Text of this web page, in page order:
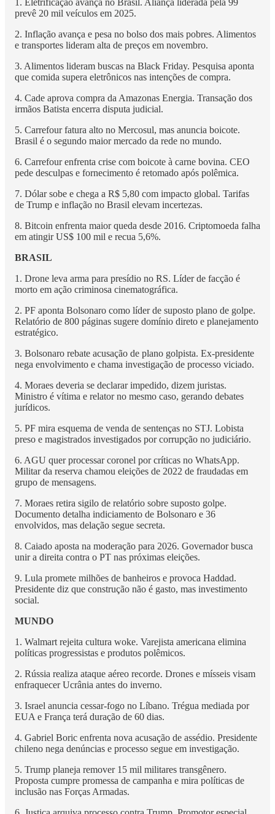
prevê 20 mil veículos em 2025.
2. Inflação avança e pesa no bolso dos mais pobres. Alimentos
e transportes lideram alta de preços em novembro.
3. Alimentos lideram buscas na Black Friday. Pesquisa aponta
que comida supera eletrônicos nas intenções de compra.
4. Cade aprova compra da Amazonas Energia. Transação dos
irmãos Batista encerra disputa judicial.
5. Carrefour fatura alto no Mercosul, mas anuncia boicote.
Brasil é o segundo maior mercado da rede no mundo.
6. Carrefour enfrenta crise com boicote à carne bovina. CEO
pede desculpas e fornecimento é retomado após polêmica.
7. Dólar sobe e chega a R$ 5,80 com impacto global. Tarifas
de Trump e inflação no Brasil elevam incertezas.
8. Bitcoin enfrenta maior queda desde 2016. Criptomoeda falha
em atingir US$ 100 mil e recua 5,6%.
BRASIL
1. Drone leva arma para presídio no RS. Líder de facção é
morto em ação criminosa cinematográfica.
2. PF aponta Bolsonaro como líder de suposto plano de golpe.
Relatório de 800 páginas sugere domínio direto e planejamento
estratégico.
3. Bolsonaro rebate acusação de plano golpista. Ex-presidente
nega envolvimento e chama investigação de processo viciado.
4. Moraes deveria se declarar impedido, dizem juristas.
Ministro é vítima e relator no mesmo caso, gerando debates
jurídicos.
5. PF mira esquema de venda de sentenças no STJ. Lobista
preso e magistrados investigados por corrupção no judiciário.
6. AGU quer processar coronel por críticas no WhatsApp.
Militar da reserva chamou eleições de 2022 de fraudadas em
grupo de mensagens.
7. Moraes retira sigilo de relatório sobre suposto golpe.
Documento detalha indiciamento de Bolsonaro e 36
envolvidos, mas delação segue secreta.
8. Caiado aposta na moderação para 2026. Governador busca
unir a direita contra o PT nas próximas eleições.
9. Lula promete milhões de banheiros e provoca Haddad.
Presidente diz que construção não é gasto, mas investimento
social.
MUNDO
1. Walmart rejeita cultura woke. Varejista americana elimina
políticas progressistas e produtos polêmicos.
2. Rússia realiza ataque aéreo recorde. Drones e mísseis visam
enfraquecer Ucrânia antes do inverno.
3. Israel anuncia cessar-fogo no Líbano. Trégua mediada por
EUA e França terá duração de 60 dias.
4. Gabriel Boric enfrenta nova acusação de assédio. Presidente
chileno nega denúncias e processo segue em investigação.
5. Trump planeja remover 15 mil militares transgênero.
Proposta cumpre promessa de campanha e mira políticas de
inclusão nas Forças Armadas.